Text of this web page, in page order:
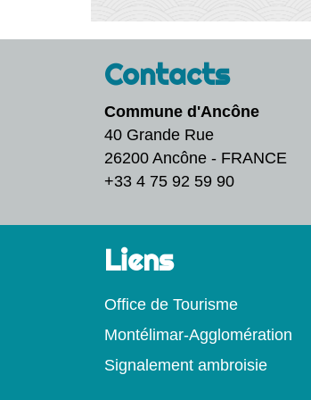
Contacts
Commune d'Ancône
40 Grande Rue
26200 Ancône - FRANCE
+33 4 75 92 59 90
Liens
Office de Tourisme
Montélimar-Agglomération
Signalement ambroisie